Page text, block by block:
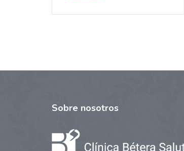
Sobre nosotros